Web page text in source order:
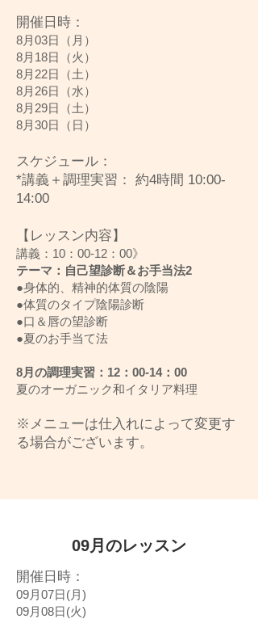
開催日時：
8月03日（月）
8月18日（火）
8月22日（土）
8月26日（水）
8月29日（土）
8月30日（日）
スケジュール：
*講義＋調理実習： 約4時間 10:00-
14:00
【レッスン内容】
講義：10：00-12：00》
テーマ：自己望診断＆お手当法2
●身体的、精神的体質の陰陽
●体質のタイプ陰陽診断
●口＆唇の望診断
●夏のお手当て法
8月の調理実習：12：00-14：00
夏のオーガニック和イタリア料理
※メニューは仕入れによって変更す
る場合がございます。
09月のレッスン
開催日時：
09月07日(月)
09月08日(火)